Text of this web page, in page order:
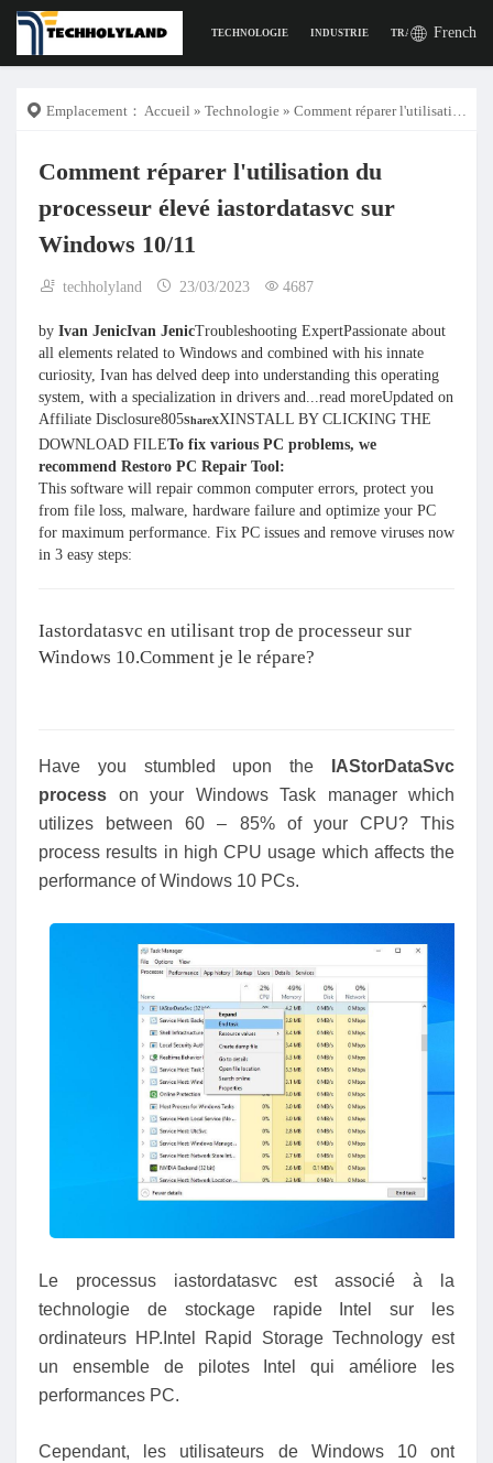
TECHNOLOGIE INDUSTRIE TRAVAIL LA
French
Emplacement： Accueil » Technologie » Comment réparer l'utilisation du processeur élevé iastordatasvc sur Windows 10/11
Comment réparer l'utilisation du
processeur élevé iastordatasvc sur
Windows 10/11
techholyland 23/03/2023 4687
by Ivan JenicIvan JenicTroubleshooting ExpertPassionate about
all elements related to Windows and combined with his innate
curiosity, Ivan has delved deep into understanding this operating
system, with a specialization in drivers and...read moreUpdated on
Affiliate Disclosure805ShareXXINSTALL BY CLICKING THE
DOWNLOAD FILETo fix various PC problems, we
recommend Restoro PC Repair Tool:
This software will repair common computer errors, protect you
from file loss, malware, hardware failure and optimize your PC
for maximum performance. Fix PC issues and remove viruses now
in 3 easy steps:
Iastordatasvc en utilisant trop de processeur sur
Windows 10.Comment je le répare?
Have you stumbled upon the
IAStorDataSvc
process on your Windows Task manager which
utilizes between 60 – 85% of your CPU? This
process results in high CPU usage which affects the
performance of Windows 10 PCs.
Le processus iastordatasvc est associé à la
technologie de stockage rapide Intel sur les
ordinateurs HP.Intel Rapid Storage Technology est
un ensemble de pilotes Intel qui améliore les
performances PC.
Cependant, les utilisateurs de Windows 10 ont